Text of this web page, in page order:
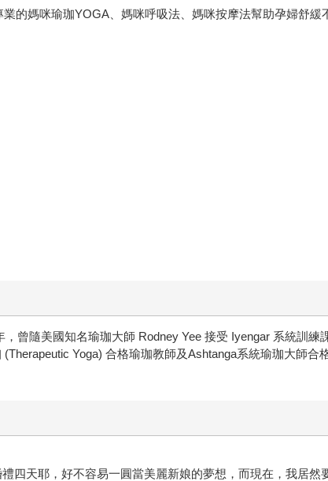
的媽咪瑜珈YOGA、媽咪呼吸法、媽咪按摩法幫助孕婦舒緩
曾隨美國知名瑜珈大師 Rodney Yee 接受 Iyengar 系統訓練
Yoga) 合格瑜珈教師及Ashtanga系統瑜珈大師合
四天耶，好不容易一圓當美麗新娘的夢想，而現在，我居然